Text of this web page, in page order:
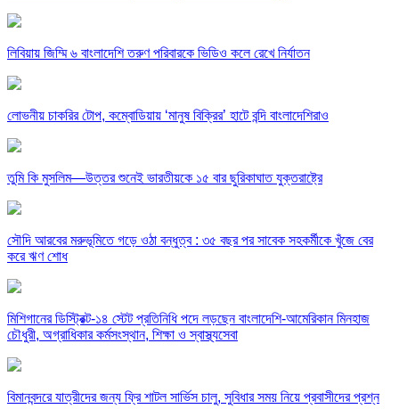
লিবিয়ায় জিম্মি ৬ বাংলাদেশি তরুণ পরিবারকে ভিডিও কলে রেখে নির্যাতন
লোভনীয় চাকরির টোপ, কম্বোডিয়ায় ‘মানুষ বিক্রির’ হাটে বন্দি বাংলাদেশিরাও
তুমি কি মুসলিম—উত্তর শুনেই ভারতীয়কে ১৫ বার ছুরিকাঘাত যুক্তরাষ্ট্রে
সৌদি আরবের মরুভূমিতে গড়ে ওঠা বন্ধুত্ব : ৩৫ বছর পর সাবেক সহকর্মীকে খুঁজে বের
করে ঋণ শোধ
মিশিগানের ডিস্ট্রিক্ট-১৪ স্টেট প্রতিনিধি পদে লড়ছেন বাংলাদেশি-আমেরিকান মিনহাজ
চৌধুরী, অগ্রাধিকার কর্মসংস্থান, শিক্ষা ও স্বাস্থ্যসেবা
বিমানবন্দরে যাত্রীদের জন্য ফ্রি শাটল সার্ভিস চালু, সুবিধার সময় নিয়ে প্রবাসীদের প্রশ্ন